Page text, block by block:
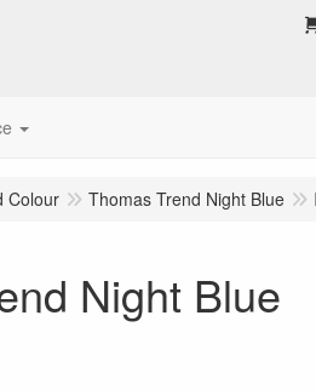
Colour Thomas Trend Night Blue
Night Blue